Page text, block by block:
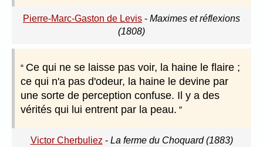
Pierre-Marc-Gaston de Levis - Maximes et réflexions
(1808)
Ce qui ne se laisse pas voir, la haine le flaire ;
ce qui n'a pas d'odeur, la haine le devine par
une sorte de perception confuse. Il y a des
vérités qui lui entrent par la peau.
Victor Cherbuliez - La ferme du Choquard (1883)